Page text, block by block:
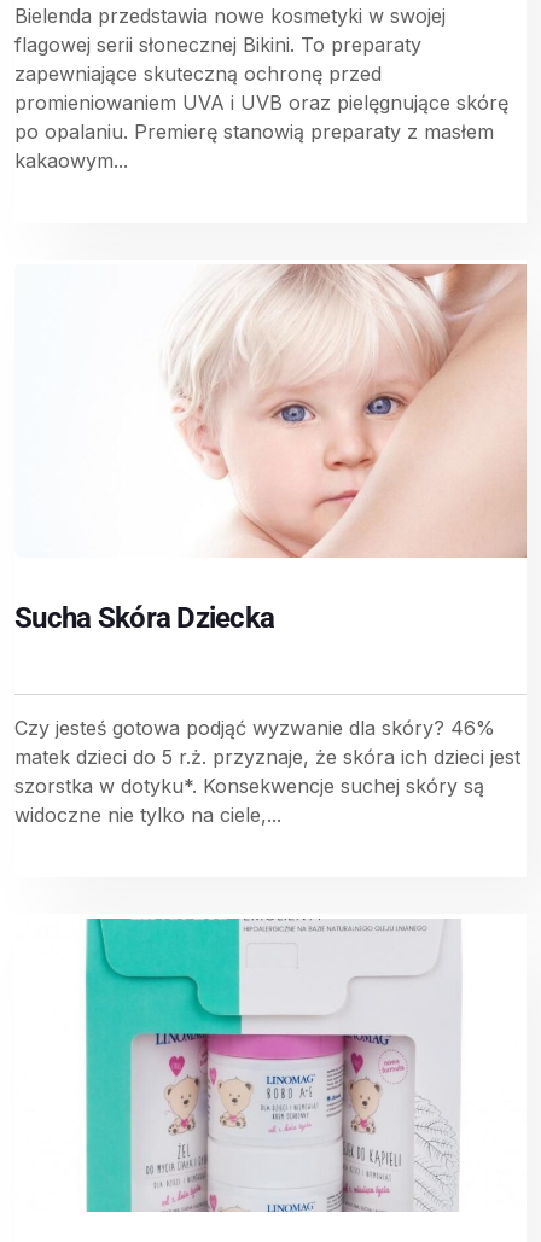
Bielenda przedstawia nowe kosmetyki w swojej
flagowej serii słonecznej Bikini. To preparaty
zapewniające skuteczną ochronę przed
promieniowaniem UVA i UVB oraz pielęgnujące skórę
po opalaniu. Premierę stanowią preparaty z masłem
kakaowym...
Sucha Skóra Dziecka
Czy jesteś gotowa podjąć wyzwanie dla skóry? 46%
matek dzieci do 5 r.ż. przyznaje, że skóra ich dzieci jest
szorstka w dotyku*. Konsekwencje suchej skóry są
widoczne nie tylko na ciele,...